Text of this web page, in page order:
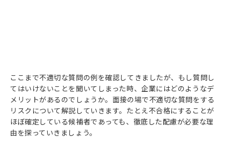
ここまで不適切な質問の例を確認してきましたが、もし質問し
てはいけないことを聞いてしまった時、企業にはどのようなデ
メリットがあるのでしょうか。面接の場で不適切な質問をする
リスクについて解説していきます。たとえ不合格にすることが
ほぼ確定している候補者であっても、徹底した配慮が必要な理
由を探っていきましょう。